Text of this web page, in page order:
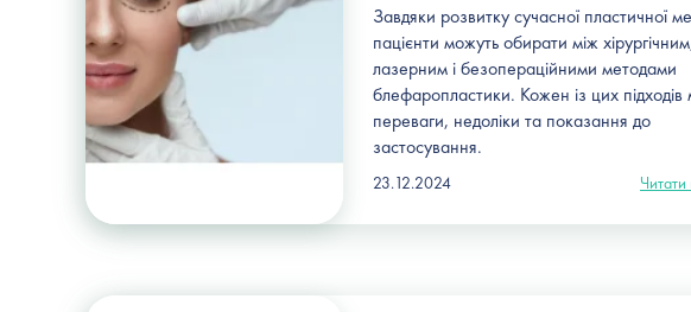
Завдяки розвитку сучасної пластичної
пацієнти можуть обирати між
лазерним і безопераційними методами
блефаропластики. Кожен із цих підходів
переваги, недоліки та показання до
застосування.
23.12.2024 Читати